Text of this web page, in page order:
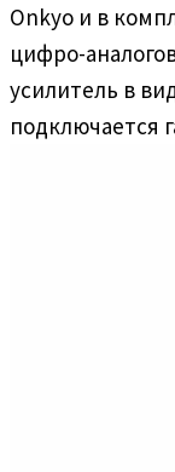
Onkyo и в
цифро-
усилитель в
подключается